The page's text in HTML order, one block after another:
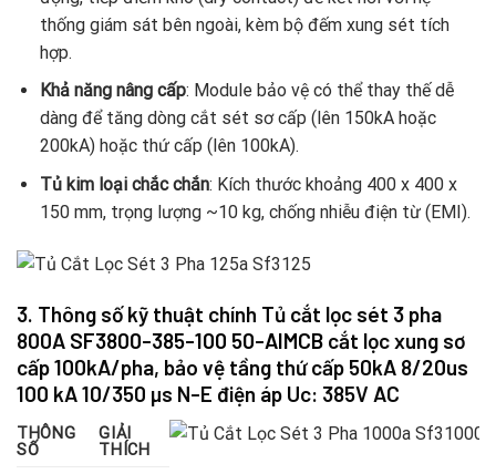
thống giám sát bên ngoài, kèm bộ đếm xung sét tích
hợp.
Khả năng nâng cấp: Module bảo vệ có thể thay thế dễ
dàng để tăng dòng cắt sét sơ cấp (lên 150kA hoặc
200kA) hoặc thứ cấp (lên 100kA).
Tủ kim loại chắc chắn: Kích thước khoảng 400 x 400 x
150 mm, trọng lượng ~10 kg, chống nhiễu điện từ (EMI).
3. Thông số kỹ thuật chính Tủ cắt lọc sét 3 pha
800A SF3800-385-100 50-AIMCB cắt lọc xung sơ
cấp 100kA/pha, bảo vệ tầng thứ cấp 50kA 8/20us
100 kA 10/350 µs N-E điện áp Uc: 385V AC
THÔNG
SỐ
GIẢI
THÍCH